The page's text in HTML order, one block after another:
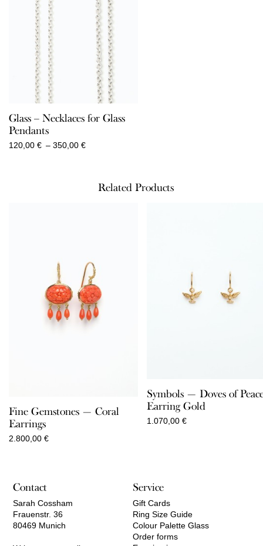
Glass – Necklaces for Glass
Pendants
120,00 € – 350,00 €
350,00 €
Related Products
Fine Gemstones — Coral
Earrings
2.800,00 €
Symbols — Doves of
Earring Gold
1.070,00 €
Contact
Sarah Cossham
Frauenstr. 36
80469 Munich
Service
Gift Cards
Ring Size Guide
Colour Palette Glass
Order forms